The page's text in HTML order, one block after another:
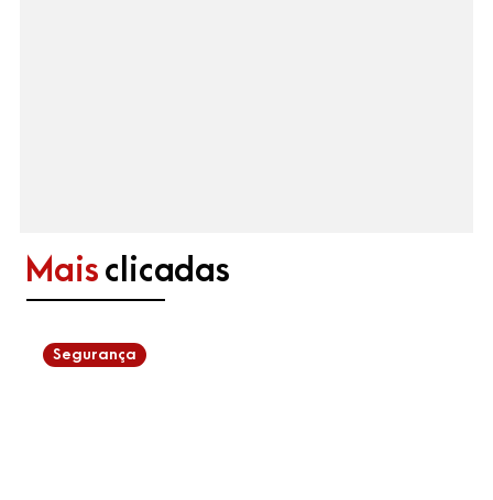
Mais clicadas
Segurança